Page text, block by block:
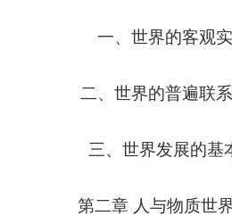
一、世界的客观
二、世界的普遍联
三、世界发展的基
第二章 人与物质世